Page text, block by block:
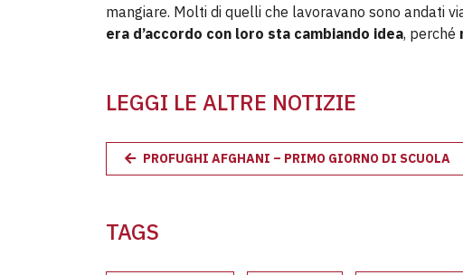
mangiare. Molti di quelli che lavoravano sono andati
era d’accordo con loro sta cambiando idea, perché
LEGGI LE ALTRE NOTIZIE
PROFUGHI AFGHANI – PRIMO GIORNO DI SCUOLA
TAGS